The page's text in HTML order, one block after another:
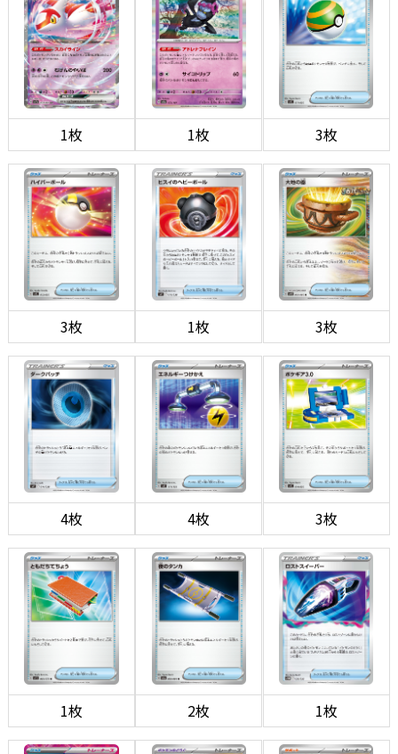
1枚 1枚 3枚
3枚 1枚 3枚
4枚 4枚 3枚
1枚 2枚 1枚